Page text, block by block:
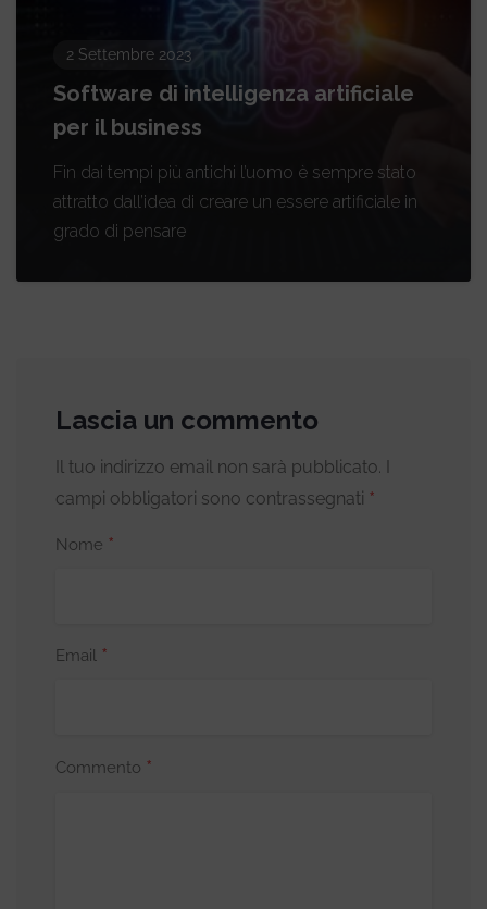
2 Settembre 2023
Software di intelligenza artificiale
per il business
Fin dai tempi più antichi l’uomo è sempre stato
attratto dall’idea di creare un essere artificiale in
grado di pensare
Lascia un commento
Il tuo indirizzo email non sarà pubblicato.
campi obbligatori sono contrassegnati *
Nome *
Email *
Commento *